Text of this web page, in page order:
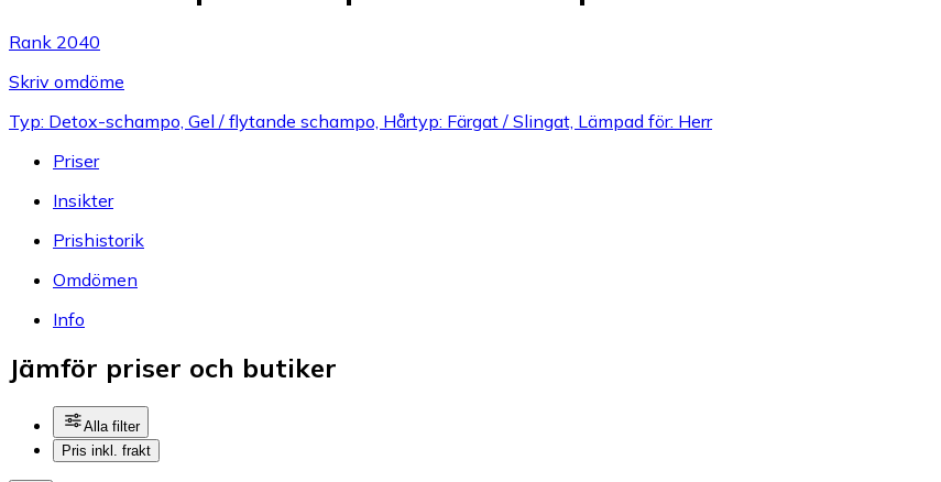
Rank 2040
Skriv omdöme
Typ: Detox-schampo, Gel / flytande schampo, Hårtyp: Färgat / Slingat, Lämpad för: Herr
Priser
Insikter
Prishistorik
Omdömen
Info
Jämför priser och butiker
Alla filter
Pris inkl. frakt